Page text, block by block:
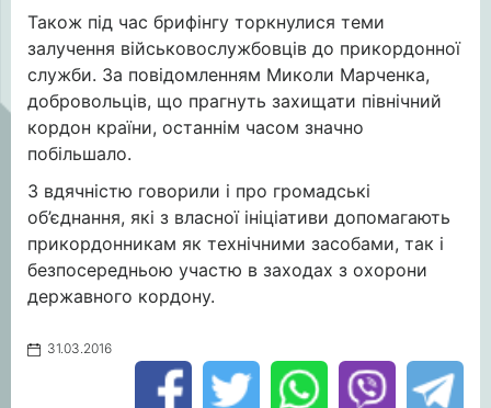
Також під час брифінгу торкнулися теми
залучення військовослужбовців до прикордонної
служби. За повідомленням Миколи Марченка,
добровольців, що прагнуть захищати північний
кордон країни, останнім часом значно
побільшало.
З вдячністю говорили і про громадські
об’єднання, які з власної ініціативи допомагають
прикордонникам як технічними засобами, так і
безпосередньою участю в заходах з охорони
державного кордону.
31.03.2016